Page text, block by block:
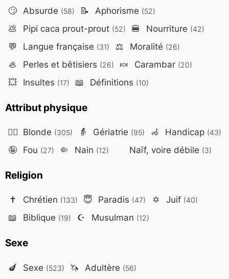
🙄 Absurde (58) 📝 Aphorisme (52)
💩 Pipi caca prout-prout (52) 🍔 Nourriture (42)
💬 Langue française (31) ⚖️ Moralité (26)
🦪 Perles et bêtisiers (26) 🍬 Carambar (20)
💥 Insultes (17) 📖 Définitions (10)
Attribut physique
👱‍♀️ Blonde (305) 👵 Gériatrie (95) 🦽 Handicap (43)
🤪 Fou (27) 🤏 Nain (12) Naïf, voire débile (3)
Religion
✝️ Chrétien (133) 😇 Paradis (47) ✡️ Juif (40)
📖 Biblique (19) ☪️ Musulman (12)
Sexe
🍆 Sexe (523) 🦄 Adultère (56)